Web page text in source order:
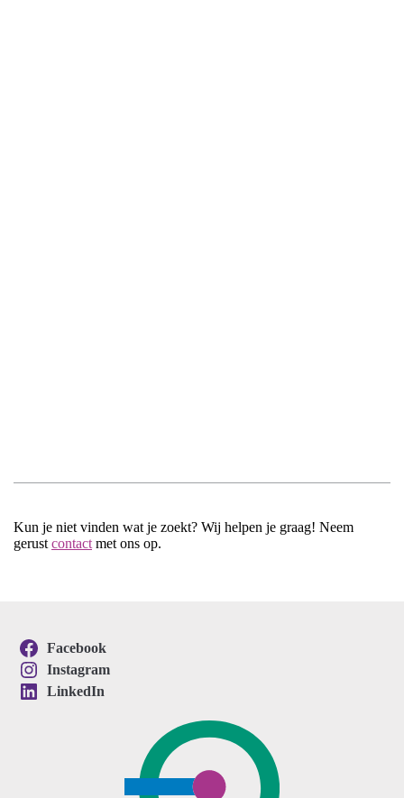
Kun je niet vinden wat je zoekt? Wij helpen je graag! Neem
gerust contact met ons op.
Facebook
Instagram
LinkedIn